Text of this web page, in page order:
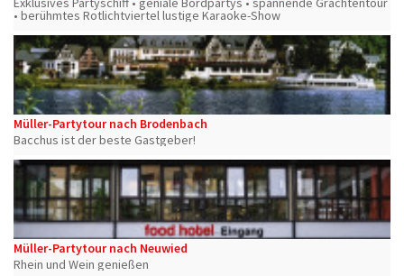
• berühmtes Rotlichtviertel lustige Karaoke-Show
Müller-Partytour nach Brodenbach
Bacchus ist der beste Gastgeber!
Müller-Partytour nach Neuwied
Rhein und Wein genießen